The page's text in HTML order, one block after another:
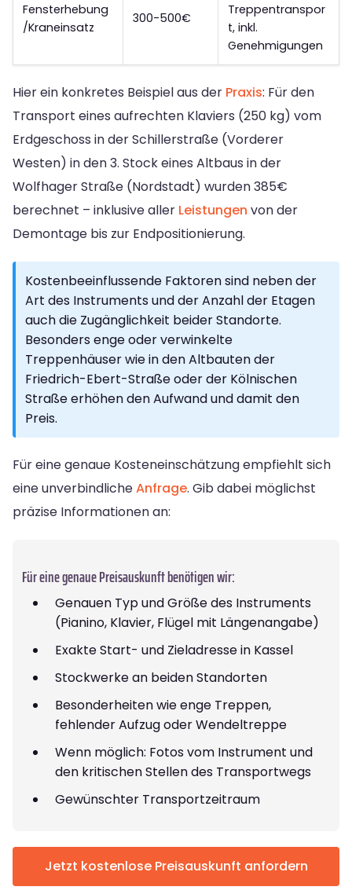
Fensterhebung
/Kraneinsatz
300-500€
Treppentranspor
t, inkl.
Genehmigungen
Hier ein konkretes Beispiel aus der Praxis: Für den
Transport eines aufrechten Klaviers (250 kg) vom
Erdgeschoss in der Schillerstraße (Vorderer
Westen) in den 3. Stock eines Altbaus in der
Wolfhager Straße (Nordstadt) wurden 385€
berechnet – inklusive aller Leistungen von der
Demontage bis zur Endpositionierung.
Kostenbeeinflussende Faktoren sind neben der
Art des Instruments und der Anzahl der Etagen
auch die Zugänglichkeit beider Standorte.
Besonders enge oder verwinkelte
Treppenhäuser wie in den Altbauten der
Friedrich-Ebert-Straße oder der Kölnischen
Straße erhöhen den Aufwand und damit den
Preis.
Für eine genaue Kosteneinschätzung empfiehlt sich
eine unverbindlicheAnfrage. Gib dabei möglichst
präzise Informationen an:
Für eine genaue Preisauskunft benötigen wir:
Genauen Typ und Größe des Instruments
(Pianino, Klavier, Flügel mit Längenangabe)
Exakte Start- und Zieladresse in Kassel
Stockwerke an beiden Standorten
Besonderheiten wie enge Treppen,
fehlender Aufzug oder Wendeltreppe
Wenn möglich: Fotos vom Instrument und
den kritischen Stellen des Transportwegs
Gewünschter Transportzeitraum
Jetzt kostenlose Preisauskunft anfordern